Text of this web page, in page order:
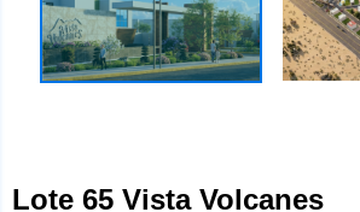
Lote 65 Vista Volcanes